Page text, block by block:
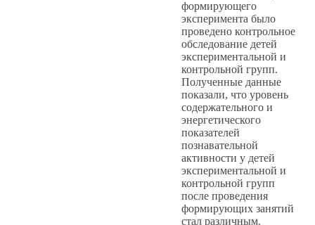
формирующего
эксперимента было
проведено контрольное
обследование детей
экспериментальной и
контрольной групп.
Полученные данные
показали, что уровень
содержательного и
энергетического
показателей
познавательной
активности у детей
экспериментальной и
контрольной групп
после проведения
формирующих занятий
стал различным.